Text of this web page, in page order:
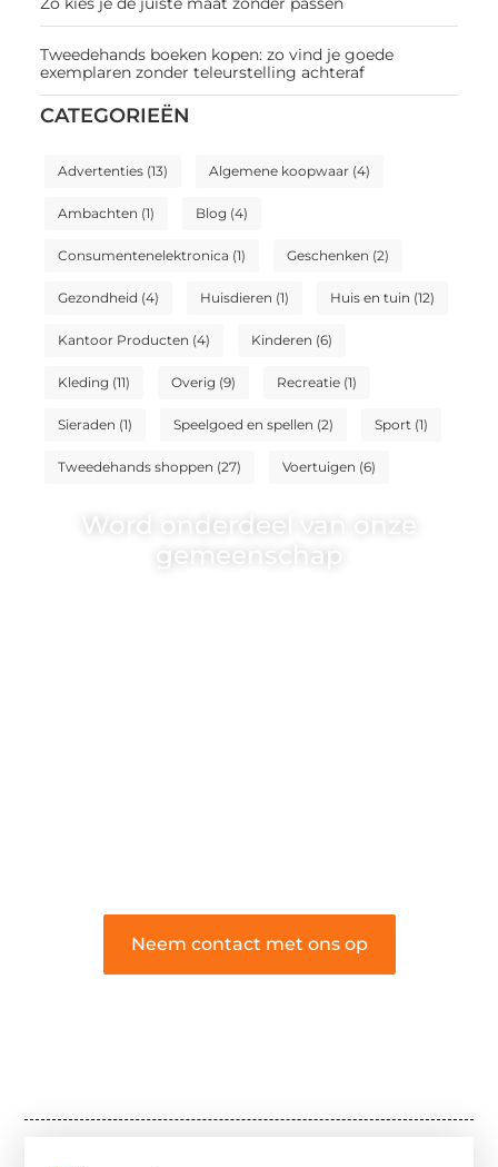
Tweedehands boeken kopen: zo vind je goede
exemplaren zonder teleurstelling achteraf
CATEGORIEËN
Advertenties(13) Algemene koopwaar(4)
Ambachten (1) Blog (4)
Consumentenelektronica (1) Geschenken (2)
Gezondheid (4) Huisdieren (1) Huis en tuin (12)
Kantoor Producten (4) Kinderen (6)
Kleding (11) Overig (9) Recreatie(1)
Sieraden (1) Speelgoed en spellen (2) Sport(1)
Tweedehands shoppen (27) Voertuigen (6)
Word onderdeel van onze
gemeenschap
Neem contact met ons op